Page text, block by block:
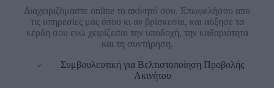
Διαχειριζόμαστε online το ακίνητό σου. Επωφελήσου από
τις υπηρεσίες μας όπου κι αν βρίσκεσαι, και αύξησε τα
κέρδη σου ενώ χειρίζεσαι την υποδοχή, την καθαριότητα
και τη συντήρηση.
Συμβουλευτική για Βελτιστοποίηση Προβολής
Ακινήτου